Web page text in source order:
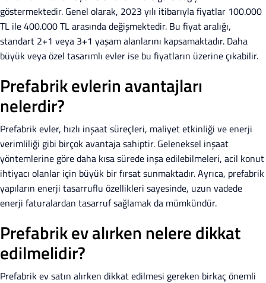
göstermektedir. Genel olarak, 2023 yılı itibarıyla fiyatlar 100.000
TL ile 400.000 TL arasında değişmektedir. Bu fiyat aralığı,
standart 2+1 veya 3+1 yaşam alanlarını kapsamaktadır. Daha
büyük veya özel tasarımlı evler ise bu fiyatların üzerine çıkabilir.
Prefabrik evlerin avantajları
nelerdir?
Prefabrik evler, hızlı inşaat süreçleri, maliyet etkinliği ve enerji
verimliliği gibi birçok avantaja sahiptir. Geleneksel inşaat
yöntemlerine göre daha kısa sürede inşa edilebilmeleri, acil konut
ihtiyacı olanlar için büyük bir fırsat sunmaktadır. Ayrıca, prefabrik
yapıların enerji tasarruflu özellikleri sayesinde, uzun vadede
enerji faturalardan tasarruf sağlamak da mümkündür.
Prefabrik ev alırken nelere dikkat
edilmelidir?
Prefabrik ev satın alırken dikkat edilmesi gereken birkaç önemli